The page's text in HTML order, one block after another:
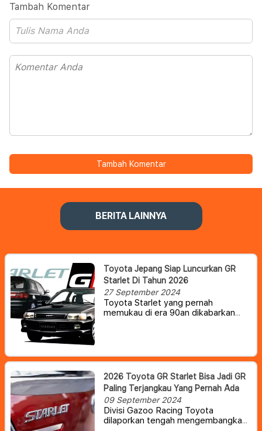
Tambah Komentar
Tambah Komentar
BERITA LAINNYA
Toyota Jepang Siap Luncurkan GR
Starlet Di Tahun 2026
27 September 2024
Toyota Starlet yang pernah
memukau di era 90an dikabarkan
basis mesin peserta kelas WRC
Rally 4.
2026 Toyota GR Starlet Bisa Jadi GR
Paling Terjangkau Yang Pernah Ada
09 September 2024
Divisi Gazoo Racing Toyota
dilaporkan tengah mengembangkan